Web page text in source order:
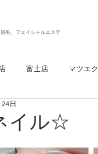
毛、フェイシャルエステ
富士店 マツエク
イル☆
日